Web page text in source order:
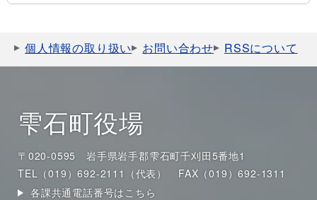
個人情報の取り扱い お問い合わせ RSSについて
雫石町役場
〒020-0595 岩手県岩手郡雫石町千刈田5番地1
TEL（019）692-2111（代表）
FAX（019）692-1311
各課共通電話番号はこちら